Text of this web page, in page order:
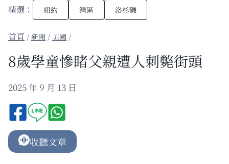
精選： 紐約 灣區 洛杉磯
/新聞 / 美國 /
8歲學童慘睹父親遭人刺斃街頭
2025 年 9 月 13 日
收聽文章